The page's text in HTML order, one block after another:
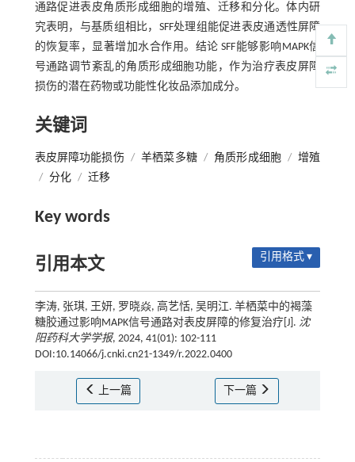
通路促进表皮角质形成细胞的增殖、迁移和分化。体内研
究表明，与基质组相比，SFF处理组能促进表皮通透性屏障
的恢复率，显著增加水合作用。结论 SFF能够影响MAPK信
号通路调节紊乱的角质形成细胞功能，作为治疗表皮屏障
损伤的潜在药物或功能性化妆品添加成分。
关键词
表皮屏障功能损伤 / 羊栖菜多糖 / 角质形成细胞 / 增殖
/ 分化 / 迁移
Key words
引用本文 引用格式 ▾
李涛, 张琪, 王妍, 罗晓焱, 高艺恬, 吴明江. 羊栖菜中的褐藻
糖胶通过影响MAPK信号通路对表皮屏障的修复治疗[J]. 沈
阳药科大学学报, 2024, 41(01): 102-111
DOI:10.14066/j.cnki.cn21-1349/r.2022.0400
上一篇 下一篇